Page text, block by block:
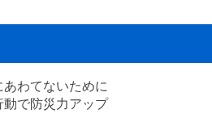
わてないために
で防災力アップ